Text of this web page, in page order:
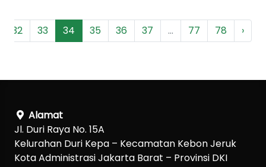
32 33 34 35 36 37 ... 77 78 ›
Alamat
Jl. Duri Raya No. 15A
Kelurahan Duri Kepa – Kecamatan Kebon Jeruk
Kota Administrasi Jakarta Barat – Provinsi DKI